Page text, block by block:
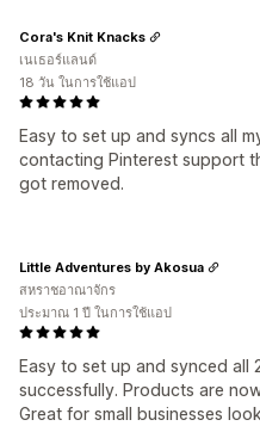
Easy to set up and syncs all
contacting Pinterest support
got removed.
Cora's Knit Knacks
เนเธอร์แลนด์
18 วัน ในการใช้แอป
Easy to set up and synced
successfully. Products are
Great for small businesses
Little Adventures by Akosua
สหราชอาณาจักร
ประมาณ 1 ปี ในการใช้แอป